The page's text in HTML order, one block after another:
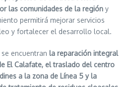
las comunidades de la región y
permitirá mejorar servicios
y fortalecer el desarrollo local.
encuentran la reparación integral
El Calafate, el traslado del centro
a la zona de Línea 5 y la